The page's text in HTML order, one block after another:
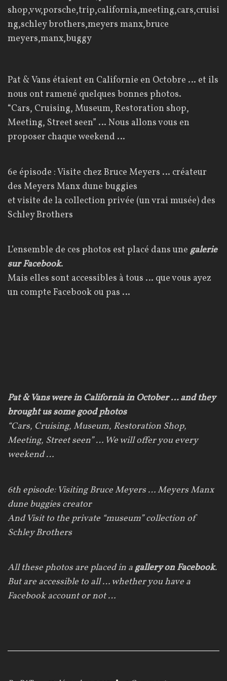
Pat & Vans étaient en Californie en Octobre … et ils
nous ont ramené quelques bonnes photos.
“Cars, Cruising, Museum, Restoration shop,
Meeting, Street seen” … Nous allons vous en
proposer chaque weekend …
6e épisode : Visite chez Bruce Meyers … créateur
des Meyers Manx dune buggies
et visite de la collection privée (un vrai musée) des
Schley Brothers
L’ensemble de ces photos est placé dans une galerie
sur Facebook.
Mais elles sont accessibles à tous … que vous ayez
un compte Facebook ou pas …
Pat & Vans were in California in October … and they
brought us some good photos
“Cars, Cruising, Museum, Restoration Shop,
Meeting, Street seen” … We will offer you every
weekend …
6th episode: VisitingBruceMeyers …MeyersManx
dune buggiescreator
And Visitto the private “museum”collection of
Schley Brothers
All these photos are placed in agallery on Facebook.
But are accessible to all … whether you have a
Facebook account or not …